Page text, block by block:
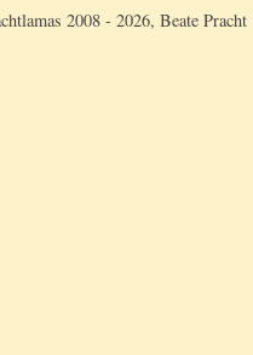
2008 - 2026, Beate Pracht